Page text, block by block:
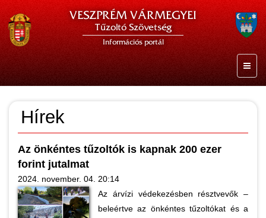
VESZPRÉM VÁRMEGYEI
Tűzoltó Szövetség
Információs portál
Hírek
Az önkéntes tűzoltók is kapnak 200 ezer
forint jutalmat
2024. november. 04. 20:14
Az árvízi védekezésben résztvevők –
beleértve az önkéntes tűzoltókat és a